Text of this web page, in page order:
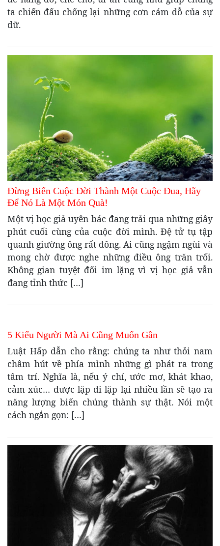
ta chiến đấu chống lại những cơn cám dỗ của sự
dữ.
Đừng Biến Cuộc Đời Thành Một Cuộc Đua, Hãy
Để Nó Là Một Món Quà!
Một vị học giả uyên bác đang trải qua những giây
phút cuối cùng của cuộc đời mình. Đệ tử tụ tập
quanh giường ông rất đông. Ai cũng ngậm ngùi và
mong chờ được nghe những điều ông trăn trối.
Không gian tuyệt đối im lặng vì vị học giả vẫn
đang tỉnh thức […]
5 Kiểu Người Mà Ai Cũng Muốn Gần
Luật Hấp dẫn cho rằng: chúng ta như thỏi nam
châm hút về phía mình những gì phát ra trong
tâm trí. Nghĩa là, nếu ý chí, ước mơ, khát khao,
cảm xúc… được lặp đi lặp lại nhiều lần sẽ tạo ra
năng lượng biến chúng thành sự thật. Nói một
cách ngắn gọn: […]